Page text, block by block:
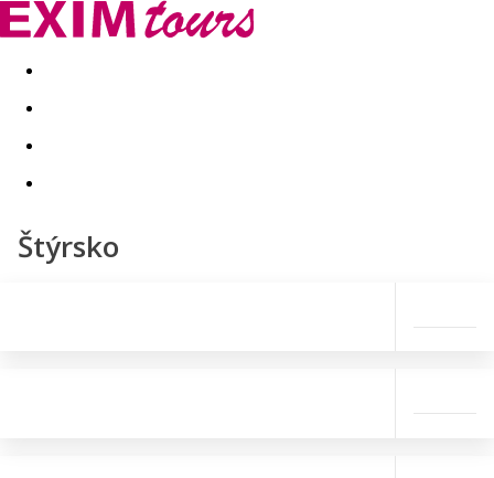
Akční nabídky Last minute
Štýrsko